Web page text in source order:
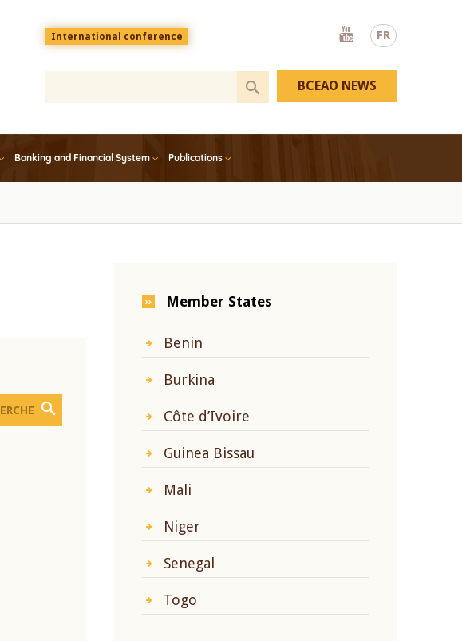
FR
Menu
top
International conference
Youtube
Banking and Financial System Publications
BCEAO NEWS
Member States
Benin
Burkina
Côte d’Ivoire
Guinea Bissau
Mali
Niger
Senegal
Togo